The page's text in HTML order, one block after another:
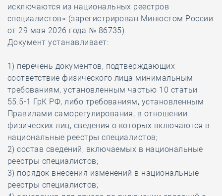
исключаются из национальных реестров
специалистов» (зарегистрирован Минюстом России
от 29 мая 2026 года № 86735).
Документ устанавливает:
1) перечень документов, подтверждающих
соответствие физического лица минимальным
требованиям, установленным частью 10 статьи
55.5-1 ГрК РФ, либо требованиям, установленным
Правилами саморегулирования, в отношении
физических лиц, сведения о которых включаются в
национальные реестры специалистов;
2) состав сведений, включаемых в национальные
реестры специалистов;
3) порядок внесения изменений в национальные
реестры специалистов;